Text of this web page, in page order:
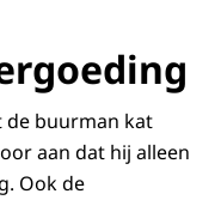
de buurman kat
aan dat hij alleen
Ook de